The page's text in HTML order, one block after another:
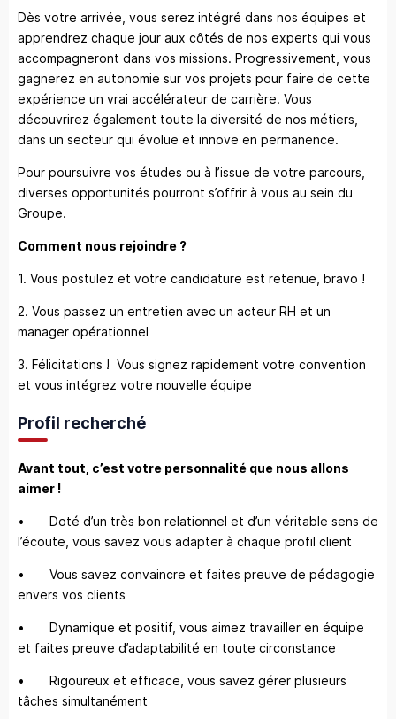
Dès votre arrivée, vous serez intégré dans nos équipes et
apprendrez chaque jour aux côtés de nos experts qui vous
accompagneront dans vos missions. Progressivement, vous
gagnerez en autonomie sur vos projets pour faire de cette
expérience un vrai accélérateur de carrière. Vous
découvrirez également toute la diversité de nos métiers,
dans un secteur qui évolue et innove en permanence.
Pour poursuivre vos études ou à l’issue de votre parcours,
diverses opportunités pourront s’offrir à vous au sein du
Groupe.
Comment nous rejoindre ?
1. Vous postulez et votre candidature est retenue, bravo !
2. Vous passez un entretien avec un acteur RH et un
manager opérationnel
3. Félicitations ! Vous signez rapidement votre convention
et vous intégrez votre nouvelle équipe
Profil recherché
Avant tout, c’est votre personnalité que nous allons
aimer !
• Doté d’un très bon relationnel et d’un véritable sens de
l’écoute, vous savez vous adapter à chaque profil client
• Vous savez convaincre et faites preuve de pédagogie
envers vos clients
• Dynamique et positif, vous aimez travailler en équipe
et faites preuve d’adaptabilité en toute circonstance
• Rigoureux et efficace, vous savez gérer plusieurs
tâches simultanément